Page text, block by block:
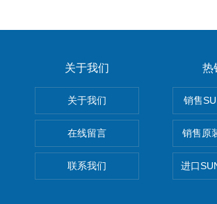
关于我们
关于我们
在线留言
联系我们
热
销售
销售原
进口